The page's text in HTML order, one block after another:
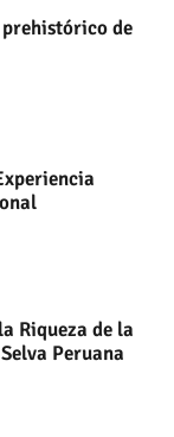
de
Riqueza de la
Peruana